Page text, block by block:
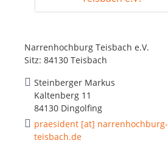
Narrenhochburg Teisbach e.V.
Sitz: 84130 Teisbach
Steinberger Markus
Kaltenberg 11
84130 Dingolfing
praesident [at] narrenhochburg-
teisbach.de